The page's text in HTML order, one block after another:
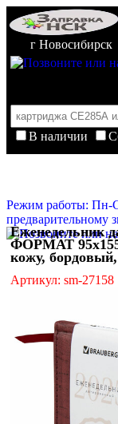
г Новосибирск
В наличии
Режим работы: Пн-
предварительному
Еженедельник
ФОРМАТ
кожу, бордовый,
Артикул: sm-27158